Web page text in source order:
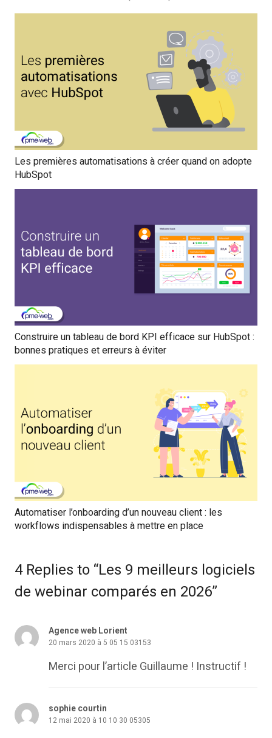
Les premières automatisations à créer quand on adopte
HubSpot
Construire un tableau de bord KPI efficace sur HubSpot :
bonnes pratiques et erreurs à éviter
Automatiser l’onboarding d’un nouveau client : les
workflows indispensables à mettre en place
4 Replies to “Les 9 meilleurs logiciels
de webinar comparés en 2026”
Agence web Lorient
20 mars 2020 à 5 05 15 03153
Merci pour l’article Guillaume ! Instructif !
sophie courtin
12 mai 2020 à 10 10 30 05305